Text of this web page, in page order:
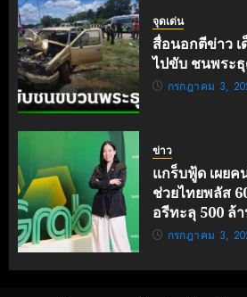
จุดเด่น
สื่อนอกตีข่าว เ
ไปขับ ชนพระ
กรกฎาคม 3,
ข่าว
แกร็บฟู้ด เผย
ช่วยไทยพลัส
อรีทะลุ 500 ล้
กรกฎาคม 3,